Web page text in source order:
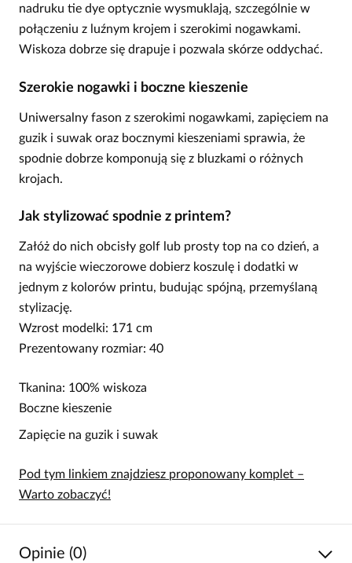
nadruku tie dye optycznie wysmuklają, szczególnie w
połączeniu z luźnym krojem i szerokimi nogawkami.
Wiskoza dobrze się drapuje i pozwala skórze oddychać.
Szerokie nogawki i boczne kieszenie
Uniwersalny fason z szerokimi nogawkami, zapięciem na
guzik i suwak oraz bocznymi kieszeniami sprawia, że
spodnie dobrze komponują się z bluzkami o różnych
krojach.
Jak stylizować spodnie z printem?
Załóż do nich obcisły golf lub prosty top na co dzień, a
na wyjście wieczorowe dobierz koszulę i dodatki w
jednym z kolorów printu, budując spójną, przemyślaną
stylizację.
Wzrost modelki: 171 cm
Prezentowany rozmiar: 40
Tkanina: 100% wiskoza
Boczne kieszenie
Zapięcie na guzik i suwak
Pod tym linkiem znajdziesz proponowany komplet –
Warto zobaczyć!
Opinie (0)